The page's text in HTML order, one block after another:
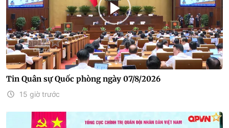
Tin Quân sự Quốc phòng ngày 07/8/2026
15 giờ trước